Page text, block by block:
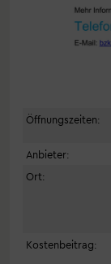
Öffnungszeiten:
Anbieter:
Ort:
Kostenbeitrag: